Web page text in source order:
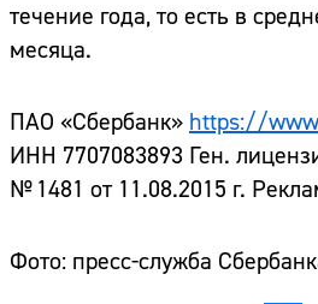
течение года, то есть в
месяца.
ПАО «Сбербанк» https://
ИНН 7707083893 Ген.
№ 1481 от 11.08.2015 г.
Фото: пресс-служба